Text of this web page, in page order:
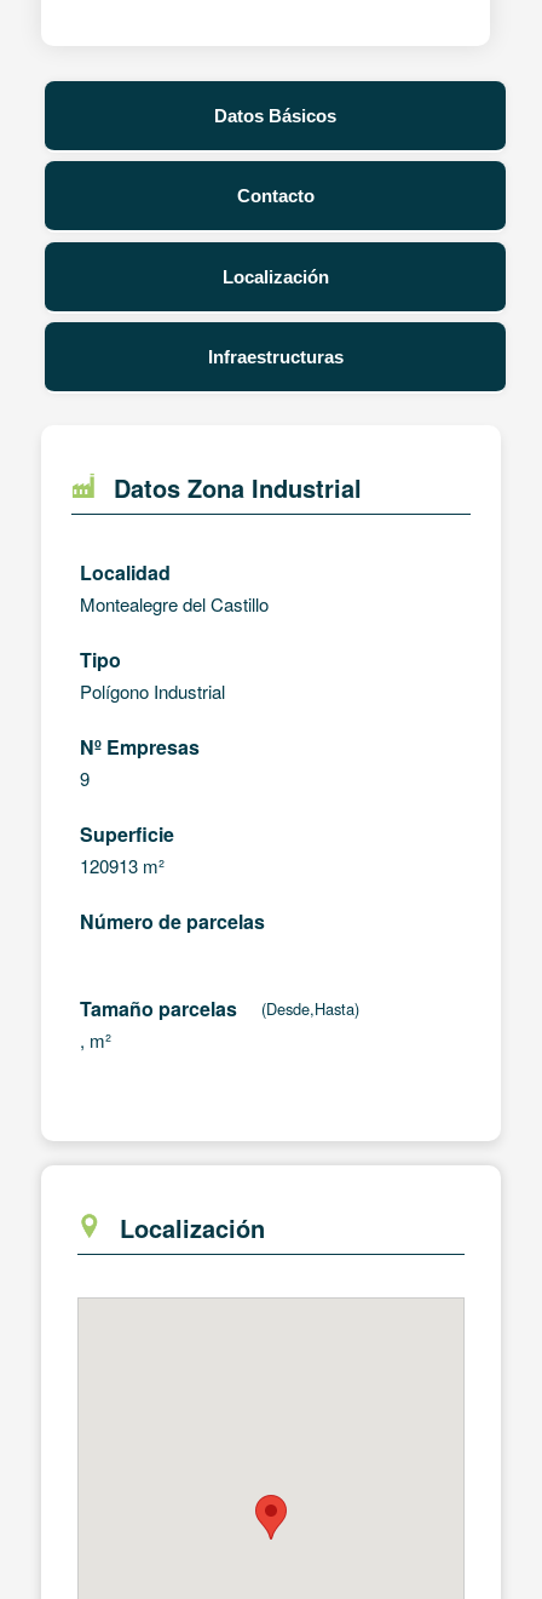
Datos Básicos
Contacto
Localización
Infraestructuras
Datos Zona Industrial
Localidad
Montealegre del Castillo
Tipo
Polígono Industrial
Nº Empresas
9
Superficie
120913 m²
Número de parcelas
Tamaño parcelas (Desde,Hasta)
, m²
Localización